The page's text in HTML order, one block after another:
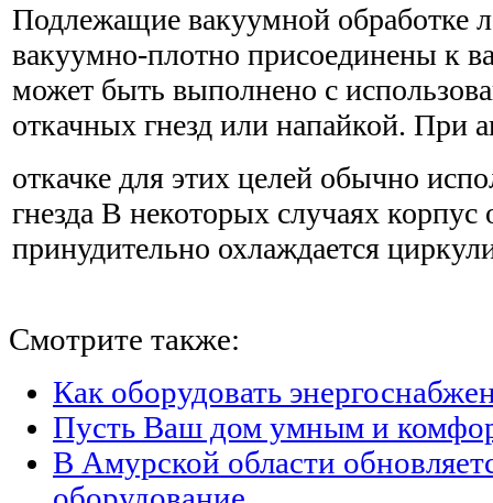
Подлежащие вакуумной обработке
вакуумно-плотно присоединены к
может быть выполнено с
откачных гнезд или напайкой. При
откачке для этих целей обычно
гнезда В некоторых случаях корпус
принудительно охлаждается
Смотрите также:
Как оборудовать
Пусть Ваш дом умным и
В Амурской области